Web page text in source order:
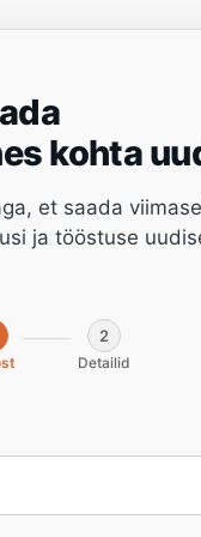
Tööriistad ja
kohta
et saada
ja tööstuse
2
Detailid